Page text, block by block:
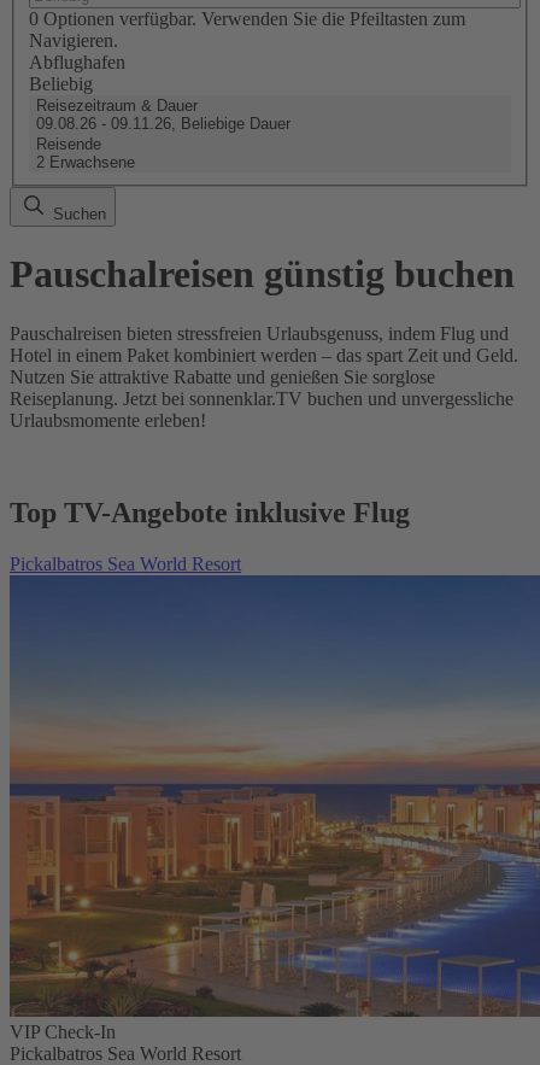
0 Optionen verfügbar. Verwenden Sie die Pfeiltasten zum
Navigieren.
Abflughafen
Beliebig
Reisezeitraum & Dauer
09.08.26 - 09.11.26, Beliebige Dauer
Reisende
2 Erwachsene
Suchen
Pauschalreisen günstig buchen
Pauschalreisen bieten stressfreien Urlaubsgenuss, indem Flug und
Hotel in einem Paket kombiniert werden – das spart Zeit und Geld.
Nutzen Sie attraktive Rabatte und genießen Sie sorglose
Reiseplanung. Jetzt bei sonnenklar.TV buchen und unvergessliche
Urlaubsmomente erleben!
Top TV-Angebote inklusive Flug
Pickalbatros Sea World Resort
VIP Check-In
Pickalbatros Sea World Resort